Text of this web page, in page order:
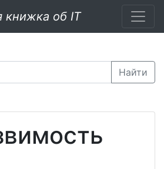
книжка об IT
Найти